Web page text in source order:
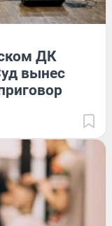
ДК
вынес